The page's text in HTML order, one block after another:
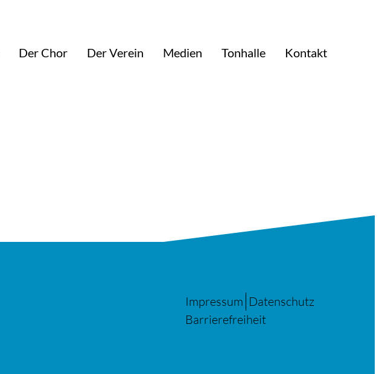
Der Chor Der Verein Medien Tonhalle
Kontakt
Impressum Datenschutz
Barrierefreiheit